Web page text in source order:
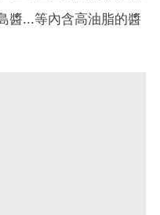
醬...等內含高油脂的醬